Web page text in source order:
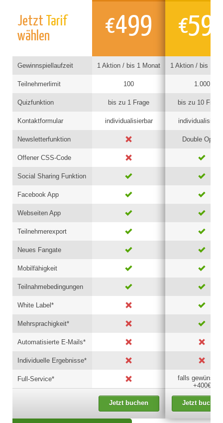
Jetzt Tarif
wählen
Gewinnspiellaufzeit
Teilnehmerlimit
Quizfunktion
Kontaktformular
Newsletterfunktion
Offener CSS-Code
Social Sharing Funktion
Facebook App
Webseiten App
Teilnehmerexport
Neues Fangate
Mobilfähigkeit
Teilnahmebedingungen
White Label*
Mehrsprachigkeit*
Automatisierte E-Mails*
Individuelle Ergebnisse*
Full-Service*
€499
1 Aktion / bis 1 Monat
100
bis zu 1 Frage
individualisierbar
Jetzt buchen
€
1 Aktion / bis 1
1.000
bis zu 10
Double Opt-In
falls
+400€
Jetzt buchen